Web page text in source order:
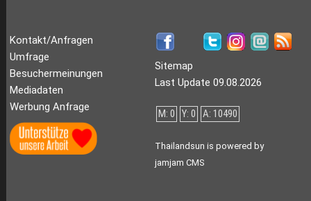
Kontakt/Anfragen
Umfrage
Besuchermeinungen
Mediadaten
Werbung Anfrage
Sitemap
Last Update 09.08.2026
M: 0 Y: 0 A: 10490
Thailandsun is powered by
jamjam CMS